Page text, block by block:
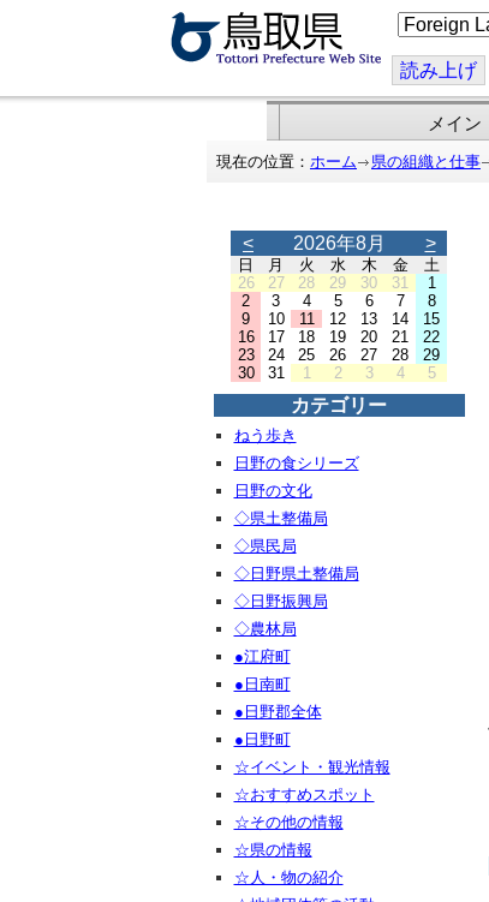
こ
の
ジ
を
訳
す
読み上げ
メイン
現在の位置： ホーム 県の組織と仕事
< 2026年8月 >
日 月 火 水 木 金
土
26
27 28 29 30 31
1
2
3 4 5 6 7
8
9
10 11 12 13 14
15
16
17 18 19 20 21
22
23
24 25 26 27 28
29
30
31 1 2 3 4 5
カテゴリー
ねう歩き
日野の食シリーズ
日野の文化
◇県土整備局
◇県民局
◇日野県土整備局
◇日野振興局
◇農林局
●江府町
●日南町
●日野郡全体
●日野町
☆イベント・観光情報
☆おすすめスポット
☆その他の情報
☆県の情報
☆人・物の紹介